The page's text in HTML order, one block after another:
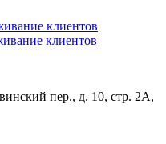
клиентов
клиентов
пер., д. 10, стр. 2А,